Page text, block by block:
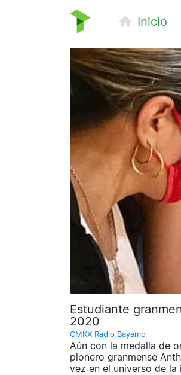
Inicio
Estudiante
2020
CMKX Radio Bayamo
Aún con la medalla de
pionero granmense
vez en el universo de la